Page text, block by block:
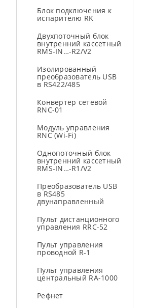
Блок подключения к
испарителю RK
Двухпоточный блок
внутренний кассетный
RMS-IN…-R2/V2
Изолированный
преобразователь USB
в RS422/485
Конвертер сетевой
RNC-01
Модуль управления
RNC (Wi-Fi)
Однопоточный блок
внутренний кассетный
RMS-IN…-R1/V2
Преобразователь USB
в RS485
двунаправленный
Пульт дистанционного
управления RRC-52
Пульт управления
проводной R-1
Пульт управления
центральный RA-1000
Рефнет